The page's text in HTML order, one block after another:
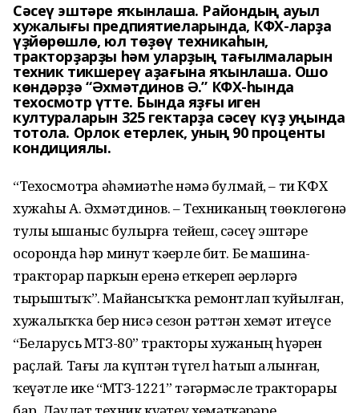
Сәсеү эштәре яҡынлаша. Райондың ауыл
хужалығы предпиятиеларында, КФХ-ларҙа
үҙйөрөшлө, юл төҙөү техникаһын,
тракторҙарҙы һәм уларҙың тағылмаларын
техник тикшереү аҙағына яҡынлаша. Ошо
көндәрҙә “Әхмәтдинов Ә.” КФХ-һында
техосмотр үтте. Бында яҙғы иген
култураларын 325 гектарҙа сәсеү күҙ уңында
тотола. Орлок етерлек, уның 90 проценты
кондициялы.
“Техосмотрҙа әһәмиәтһеҙ нәмә булмай, – ти КФХ
хужаһы А. Әхмәтдинов. – Техниканың төҙөклөгөнә
тулы ышаныс булырға тейеш, сәсеү эштәре
осоронда һәр минут ҡәҙерле бит. Беҙ машина-
тракторҙар паркын еренә еткереп әҙерләргә
тырыштыҡ”. Майҙансыҡҡа ремонтлап ҡуйылған,
хужалыҡҡа бер нисә сезон рәттән хеҙмәт итеүсе
“Беларусь МТЗ-80” тракторы хужаның һүҙҙәрен
раҫлай. Тағы ла күптән түгел һатып алынған,
ҡеүәтле ике “МТЗ-1221” тәгәрмәсле тракторҙары